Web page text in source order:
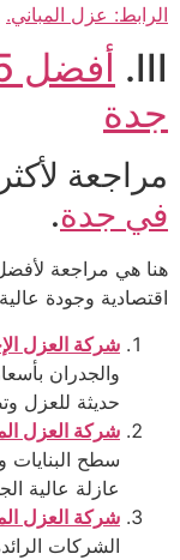
الرابط: عزل المباني.
III.
جدة
مراجعة لأكثر
في جدة.
هنا هي مراجعة
اقتصادية وجودة
شركة العزل
والجدران
حديثة للعزل
شركة العزل
سطح البنايات
عازلة عالية
شركة العزل
الشركات